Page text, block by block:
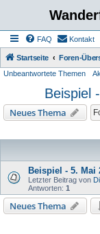
FAQ Kontakt
Startseite Foren-
Unbeantwortete Themen
Beispiel
Neues Thema
Beispiel - 5. Mai
Letzter Beitrag von
Antworten: 1
Neues Thema